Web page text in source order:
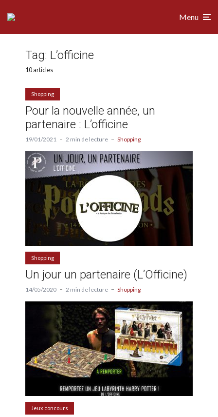
Menu
Tag: L’officine
10 articles
Shopping
Pour la nouvelle année, un
partenaire : L’officine
19/01/2021 2 min de lecture Shopping
Shopping
Un jour un partenaire (L’Officine)
14/05/2020 2 min de lecture Shopping
Jeux concours